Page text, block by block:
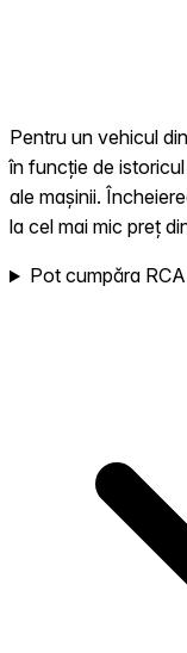
Pentru un vehicul
în funcție de
ale mașinii.
la cel mai mic preț
Pot cumpăra